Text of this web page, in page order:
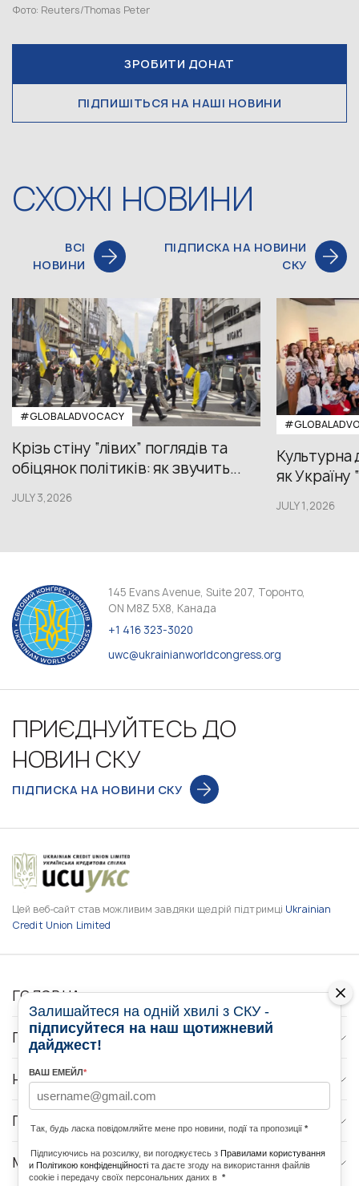
Фото: Reuters/Thomas Peter
ЗРОБИТИ ДОНАТ
ПІДПИШІТЬСЯ НА НАШІ НОВИНИ
СХОЖІ НОВИНИ
ВСІ
НОВИНИ
ПІДПИСКА НА НОВИНИ
СКУ
#GLOBALADVOCACY
Крізь стіну “лівих” поглядів та
обіцянок політиків: як звучить...
JULY 3,2026
Культурна
як
JULY 1,2026
145 Evans Avenue, Suite 207, Торонто,
ON M8Z 5X8, Канада
+1 416 323-3020
uwc@ukrainianworldcongress.org
ПРИЄДНУЙТЕСЬ ДО
НОВИН СКУ
ПІДПИСКА НА НОВИНИ СКУ
Цей веб-сайт став можливим завдяки щедрій підтримці Ukrainian
Credit Union Limited
ГОЛОВНА
ПРО НАС
НОВИНИ
ПРОГРАМИ
МЕДІА КОНТАКТИ
Залишайтеся на одній хвилі з СКУ -
підписуйтеся на наш щотижневий
дайджест!
ВАШ ЕМЕЙЛ*
Так, будь ласка повідомляйте мене про новини, події та пропозиції *
Підписуючись на розсилку, ви погоджуєтесь з Правилами користування
и Політикою конфіденційності та даєте згоду на використання файлів
cookie і передачу своїх персональних даних в *